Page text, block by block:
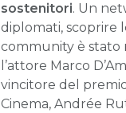
sostenitori. Un
diplomati, scoprire
community è stato
l’attore Marco
vincitore del
Cinema, Andrée